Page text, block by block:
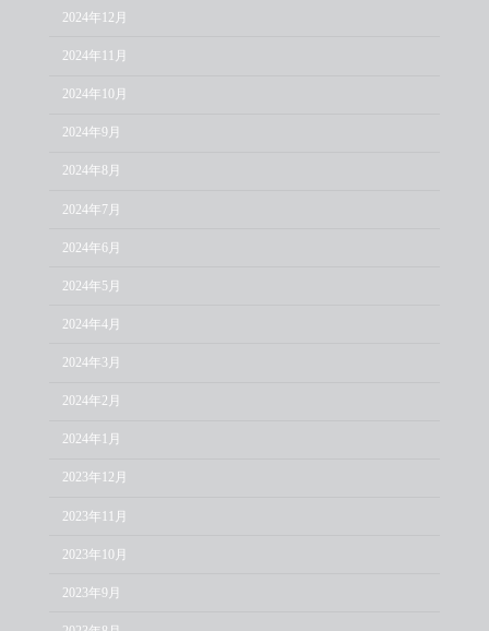
2024年12月
2024年11月
2024年10月
2024年9月
2024年8月
2024年7月
2024年6月
2024年5月
2024年4月
2024年3月
2024年2月
2024年1月
2023年12月
2023年11月
2023年10月
2023年9月